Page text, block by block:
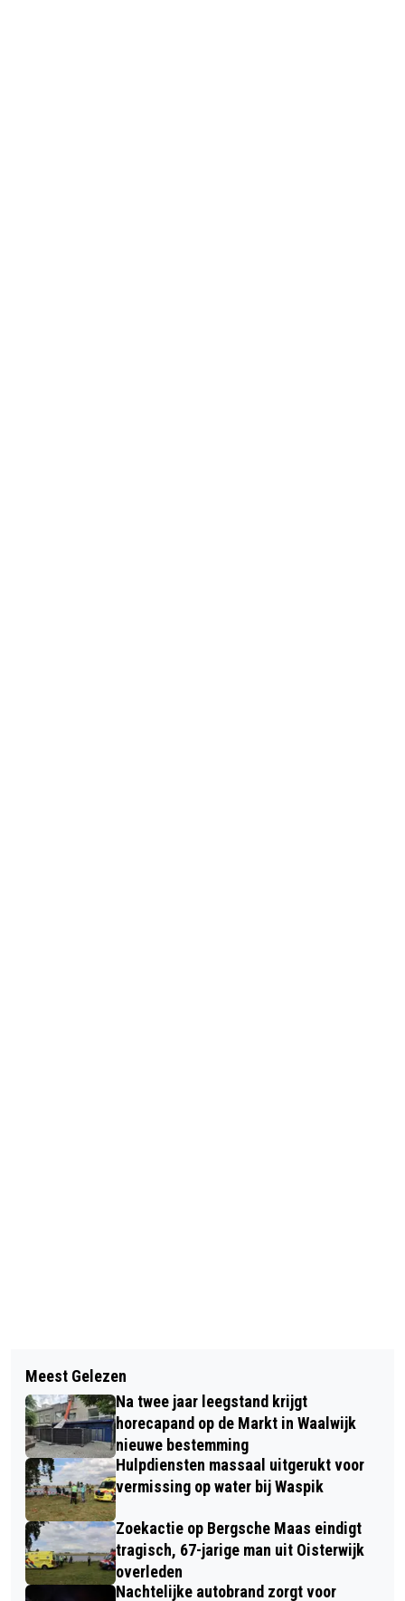
NOUD EN SAAR DE POPULAIRSTE
KINDERNAMEN VAN 2023 IN NOORD-
BRABANT
Meest Gelezen
Na twee jaar leegstand krijgt
horecapand op de Markt in Waalwijk
nieuwe bestemming
Hulpdiensten massaal uitgerukt voor
vermissing op water bij Waspik
Zoekactie op Bergsche Maas eindigt
tragisch, 67-jarige man uit Oisterwijk
overleden
Nachtelijke autobrand zorgt voor